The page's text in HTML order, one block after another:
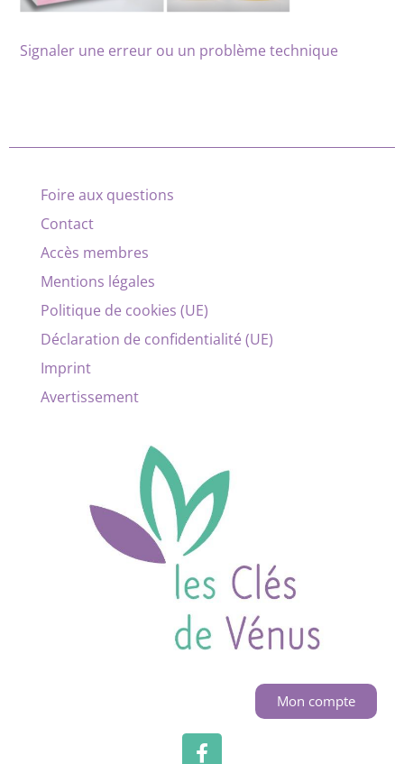
Signaler une erreur ou un problème technique
Foire aux questions
Contact
Accès membres
Mentions légales
Politique de cookies (UE)
Déclaration de confidentialité (UE)
Imprint
Avertissement
Mon compte